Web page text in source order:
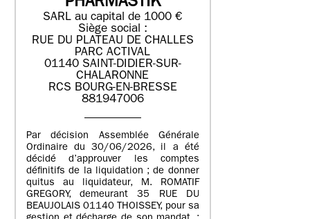
PHARMASTIK
SARL au capital de 1000 €
Siège social :
RUE DU PLATEAU DE CHALLES
PARC ACTIVAL
01140 SAINT-DIDIER-SUR-
CHALARONNE
RCS BOURG-EN-BRESSE
881947006
Par décision Assemblée Générale
Ordinaire du 30/06/2026, il a été
décidé d’approuver les comptes
définitifs de la liquidation ; de donner
quitus au liquidateur, M. ROMATIF
GREGORY, demeurant 35 RUE DU
BEAUJOLAIS 01140 THOISSEY, pour sa